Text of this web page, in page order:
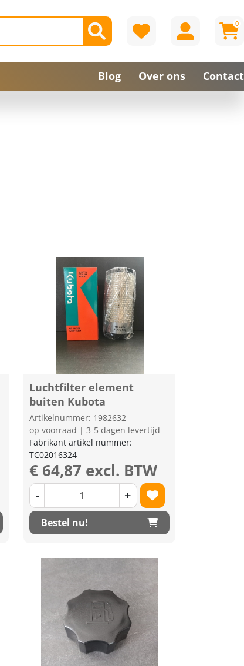
0
Blog Over ons Contact
Luchtfilter element
buiten Kubota
Artikelnummer: 1982632
op voorraad | 3-5 dagen levertijd
Fabrikant artikel nummer:
TC02016324
€ 64,87 excl. BTW
- +
Bestel nu!